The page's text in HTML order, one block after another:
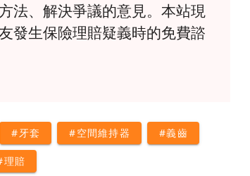
法、解決爭議的意見。本站現
發生保險理賠疑義時的免費諮
#牙套 #空間維持器 #義齒
理賠